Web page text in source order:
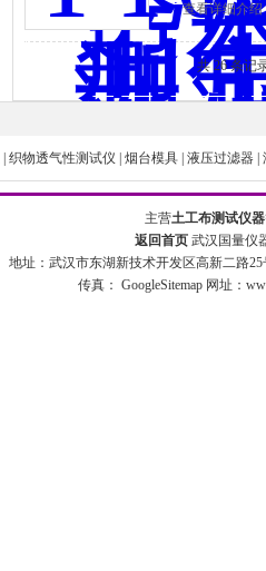
查看详细介绍
共 26 条记
织物透气性测试仪 烟台模具 液压过滤器
主营土工布测试仪器
返回首页武汉国量仪
地址：武汉市东湖新技术开发区高新二路
传真： GoogleSitemap 网址：